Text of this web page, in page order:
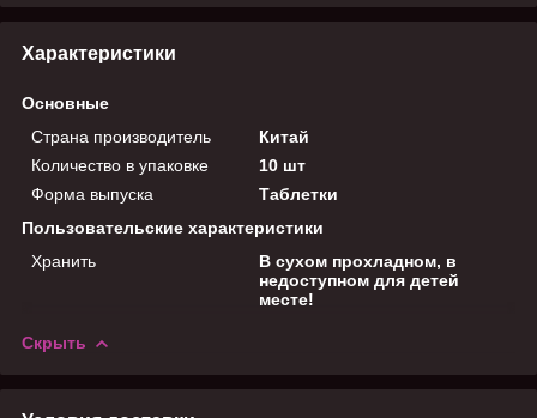
Характеристики
Основные
Страна производитель
Китай
Количество в упаковке
10 шт
Форма выпуска
Таблетки
Пользовательские характеристики
Хранить
В сухом прохладном, в
недоступном для детей
месте!
Скрыть